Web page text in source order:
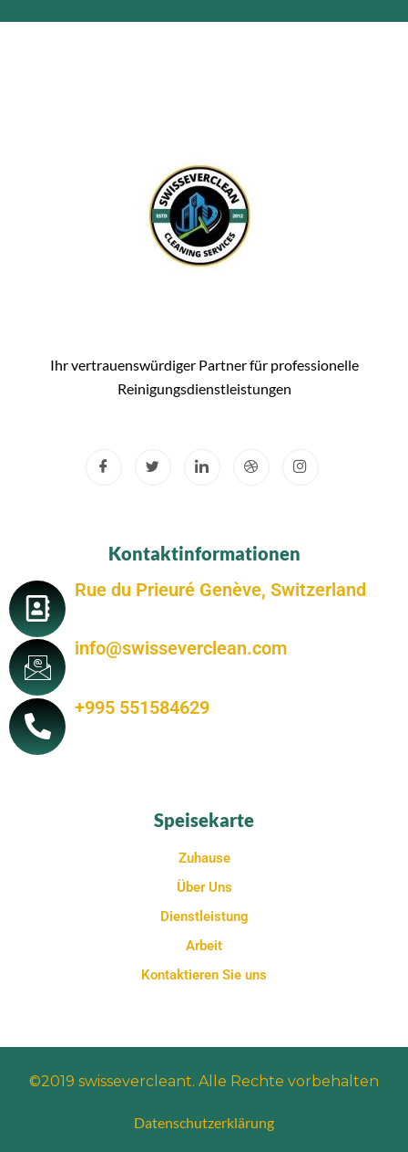
Ihr vertrauenswürdiger Partner für professionelle
Reinigungsdienstleistungen
Kontaktinformationen
Rue du Prieuré Genève, Switzerland
info@swisseverclean.com
+995 551584629
Speisekarte
Zuhause
Über Uns
Dienstleistung
Arbeit
Kontaktieren Sie uns
©2019 swissevercleant. Alle Rechte vorbehalten
Datenschutzerklärung